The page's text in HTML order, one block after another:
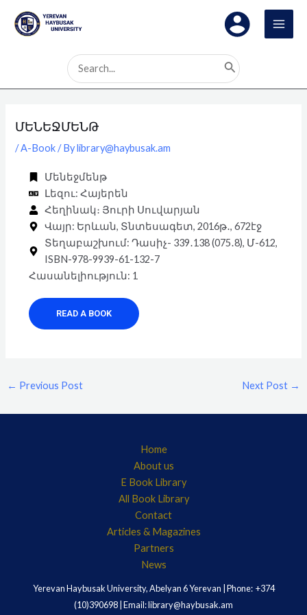
content
Search
for:
ՄԵՆԵՋՄԵՆԹ
/A-Book/ Bylibrary@haybusak.am
Մենեջմենթ
Լեզու: Հայերեն
Հեղինակ։ Յուրի Սուվարյան
Վայր: Երևան, Տնտեսագետ, 2016թ․, 672էջ
Տեղաբաշխում: Դասիչ- 339․138 (075․8), Մ-612,
ISBN-978-9939-61-132-7
Հասանելիություն: 1
READ A BOOK
navigation
← Previous Post Next Post →
Home
About us
E Book Library
All Book Library
Contact
Articles & Magazines
Partners
News
Yerevan Haybusak University, Abelyan 6 Yerevan | Phone: +374
(10)390698 | Email: library@haybusak.am